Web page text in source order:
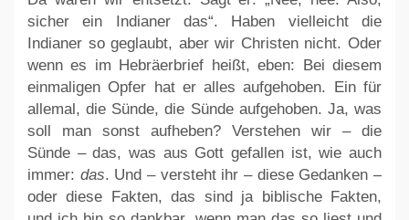
sicher ein Indianer das“. Haben vielleicht die
Indianer so geglaubt, aber wir Christen nicht. Oder
wenn es im Hebräerbrief heißt, eben: Bei diesem
einmaligen Opfer hat er alles aufgehoben. Ein für
allemal, die Sünde, die Sünde aufgehoben. Ja, was
soll man sonst aufheben? Verstehen wir – die
Sünde – das, was aus Gott gefallen ist, wie auch
immer: das. Und – versteht ihr – diese Gedanken –
oder diese Fakten, das sind ja biblische Fakten,